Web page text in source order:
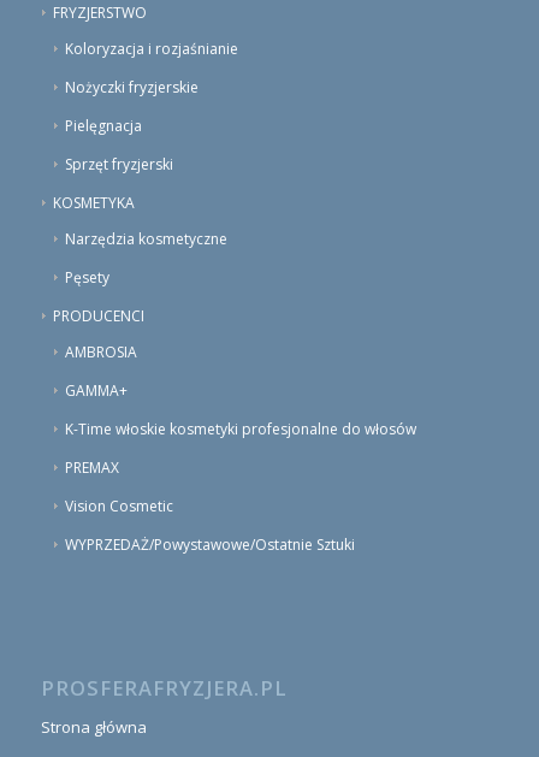
FRYZJERSTWO
Koloryzacja i rozjaśnianie
Nożyczki fryzjerskie
Pielęgnacja
Sprzęt fryzjerski
KOSMETYKA
Narzędzia kosmetyczne
Pęsety
PRODUCENCI
AMBROSIA
GAMMA+
K-Time włoskie kosmetyki profesjonalne do włosów
PREMAX
Vision Cosmetic
WYPRZEDAŻ/Powystawowe/Ostatnie Sztuki
PROSFERAFRYZJERA.PL
Strona główna